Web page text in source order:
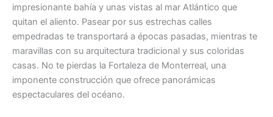
impresionante bahía y unas vistas al mar Atlántico que
quitan el aliento. Pasear por sus estrechas calles
empedradas te transportará a épocas pasadas, mientras te
maravillas con su arquitectura tradicional y sus coloridas
casas. No te pierdas la Fortaleza de Monterreal, una
imponente construcción que ofrece panorámicas
espectaculares del océano.